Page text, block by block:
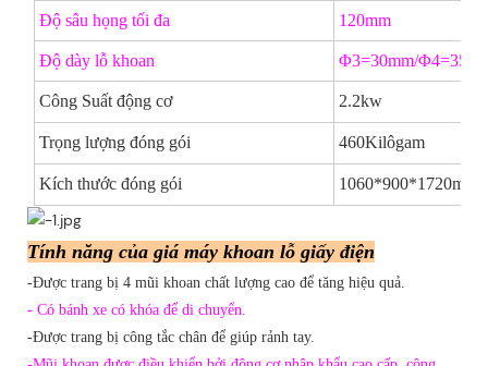
Độ sâu họng tối đa 120mm
Độ dày lỗ khoan Φ3=30mm/
Công Suất động cơ 2.2kw
Trọng lượng đóng gói 460Kilôgam
Kích thước đóng gói 1060*900*1720mm
Tính năng của giá máy khoan lỗ giấy điện
-Được trang bị 4 mũi khoan chất lượng cao để tăng hiệu quả.
- Có bánh xe có khóa để di chuyển.
-Được trang bị công tắc chân để giúp rảnh tay.